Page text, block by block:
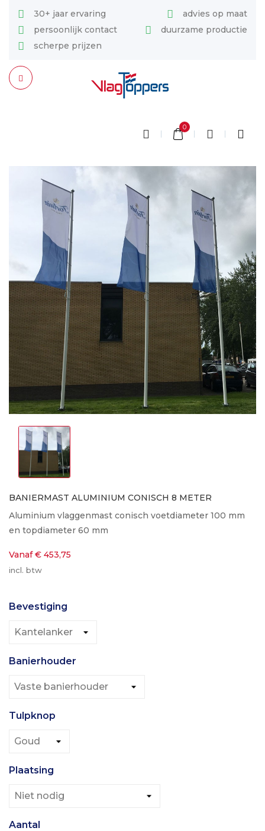
30+ jaar ervaring
advies op maat
persoonlijk contact
duurzame productie
scherpe prijzen
0
BANIERMAST ALUMINIUM CONISCH 8 METER
Aluminium vlaggenmast conisch voetdiameter 100 mm
en topdiameter 60 mm
Vanaf € 453,75
incl. btw
Bevestiging
Banierhouder
Tulpknop
Plaatsing
Aantal